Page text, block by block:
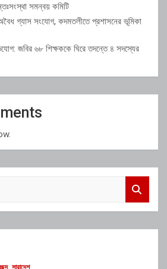
সমন্বয় কমিটি
গ্যাস সংযোগ, কদমতলীতে প্রশাসনের ভূমিকা
জবির ৬৮ শিক্ষককে ঘিরে তদন্তে ৪ সদস্যের
সারাদেশ